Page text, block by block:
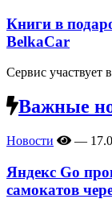
Книги в
BelkaCar
Сервис участвует
Важные
Новости —
Яндекс Go
самокатов